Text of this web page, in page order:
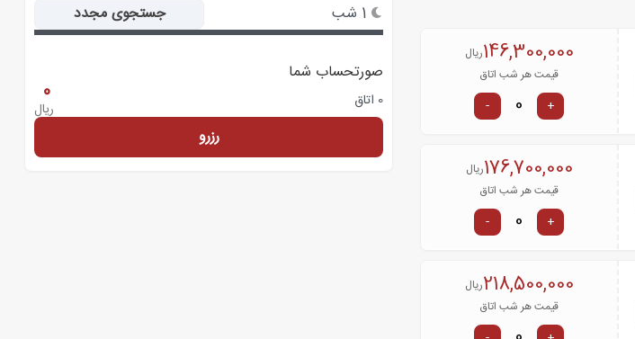
146,300,000ریال
قیمت هر شب اتاق
+
-
176,700,000ریال
قیمت هر شب اتاق
+
-
218,500,000ریال
قیمت هر شب اتاق
1 شب جستجوی مجدد
صورتحساب شما
0 اتاق 0
ریال
رزرو